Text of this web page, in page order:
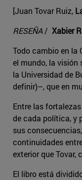
[Juan Tovar Ruiz,
RESEÑA/ Xabier
Todo cambio en la
el mundo, la visión
la Universidad de
definir)–, que en
Entre las
de cada política, y
sus
continuidades
exterior que
El libro está